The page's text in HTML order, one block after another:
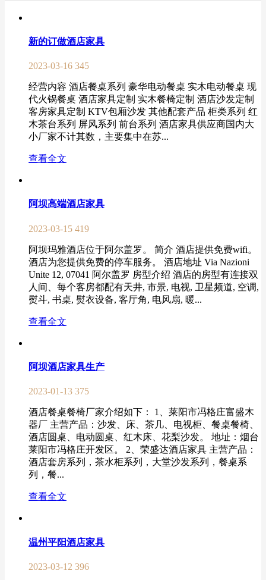
新的订做酒店家具
2023-03-16 345
经营内容 酒店餐桌系列 豪华电动餐桌 实木电动餐桌 现
代火锅餐桌 酒店家具定制 实木餐椅定制 酒店沙发定制
客房家具定制 KTV包厢沙发 其他配套产品 柜类系列 红
木茶台系列 屏风系列 前台系列 酒店家具供应商国内大
小厂家不计其数，主要集中在苏...
查看全文
阿坝高端酒店家具
2023-03-15 419
阿坝玛雅酒店位于阿尔盖罗。 简介 酒店提供免费wifi。
酒店为您提供免费的停车服务。 酒店地址 Via Nazioni
Unite 12, 07041 阿尔盖罗 房型介绍 酒店的房型有连接双
人间、每个客房都配有天井, 市景, 电视, 卫星频道, 空调,
熨斗, 书桌, 熨衣设备, 客厅角, 电风扇, 暖...
查看全文
阿坝酒店家具生产
2023-01-13 375
酒店餐桌餐椅厂家介绍如下： 1、莱阳市冯格庄富盛木
器厂 主营产品：沙发、床、茶几、电视柜、餐桌餐椅、
酒店圆桌、电动圆桌、红木床、花梨沙发。 地址：烟台
莱阳市冯格庄开发区。 2、荣盛达酒店家具 主营产品：
酒店套房系列，茶水柜系列，大堂沙发系列，餐桌系
列，餐...
查看全文
温州平阳酒店家具
2023-03-12 396